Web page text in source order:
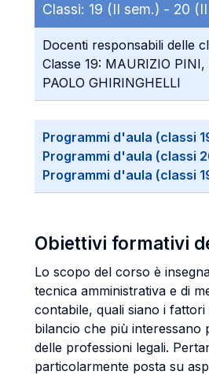
Classi: 19 (II sem.) - 20
Docenti responsabili delle
Classe 19: MAURIZIO PINI,
PAOLO GHIRINGHELLI
Programmi d'aula (classi
Programmi d'aula (classi
Programmi d'aula (classi
Obiettivi formativi
Lo scopo del corso è
tecnica amministrativa e di
contabile, quali siano i fattori
bilancio che più interessano
delle professioni legali.
particolarmente posta su